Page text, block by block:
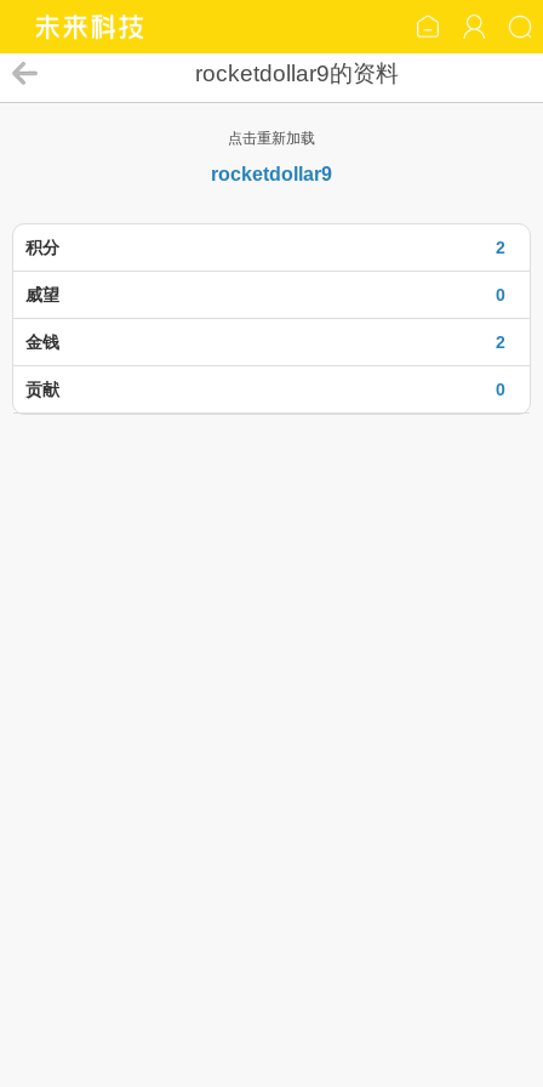
rocketdollar9的资料
点击重新加载
rocketdollar9
2
积分
0
威望
2
金钱
0
贡献